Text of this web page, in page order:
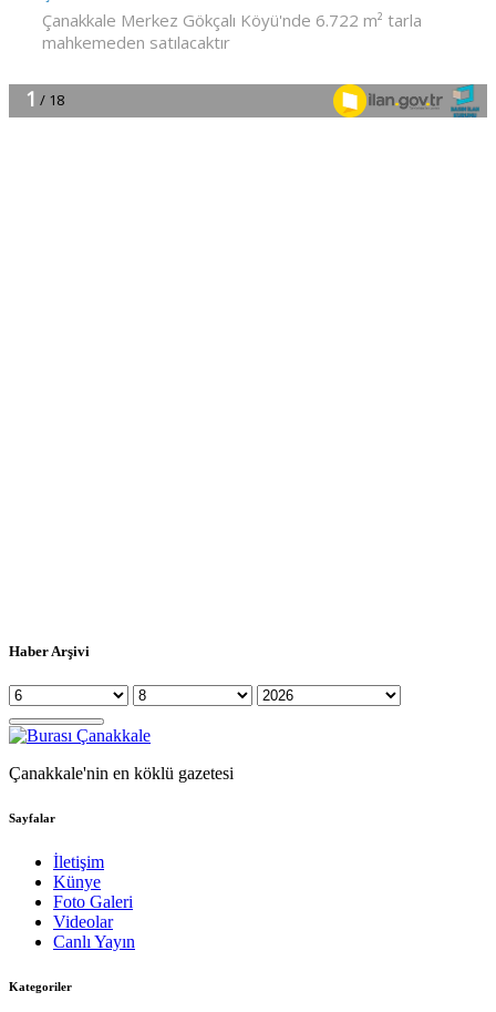
Haber Arşivi
Çanakkale'nin en köklü gazetesi
Sayfalar
İletişim
Künye
Foto Galeri
Videolar
Canlı Yayın
Kategoriler